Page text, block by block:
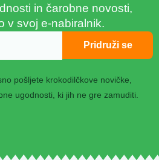
in čarobne novosti,
v svoj e-nabiralnik.
pošljete krokodilčkove novičke,
ugodnosti, ki jih ne gre zamuditi.
Pridruži se